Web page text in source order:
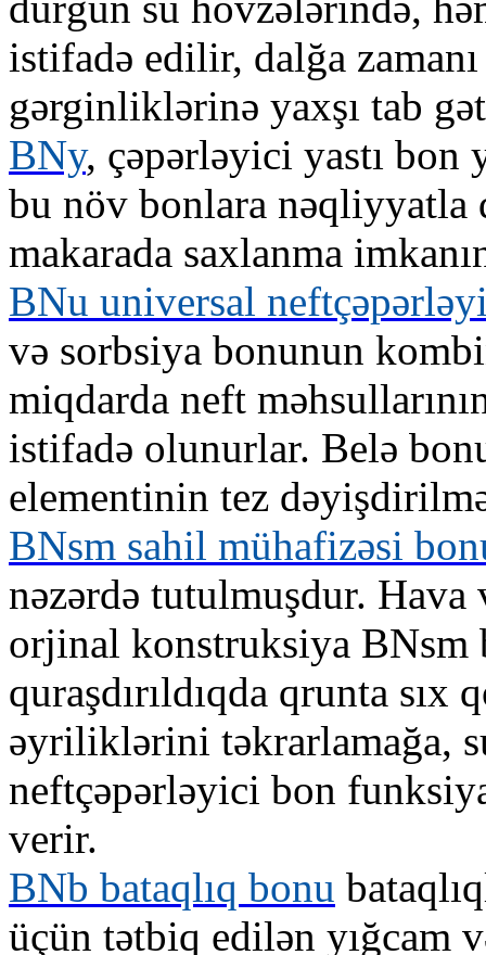
istifadə edilir, dalğa
gərginliklərinə yaxşı tab
BNy, çəpərləyici yastı bon
bu növ bonlara nəqliyyatla
makarada saxlanma
BNu universal
və sorbsiya bonunun
miqdarda neft
istifadə olunurlar. Belə
elementinin tez
BNsm sahil mühafizəsi
nəzərdə tutulmuşdur.
orjinal konstruksiya BNsm
quraşdırıldıqda qrunta
əyriliklərini təkrarlamağa,
neftçəpərləyici bon
verir.
BNb bataqlıq bonu
üçün tətbiq edilən yığcam